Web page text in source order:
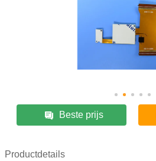
Beste prijs
Productdetails